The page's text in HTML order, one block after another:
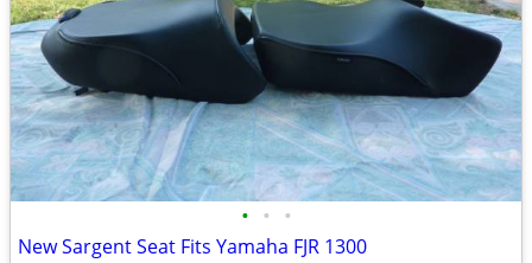
• • •
New Sargent Seat Fits Yamaha FJR 1300